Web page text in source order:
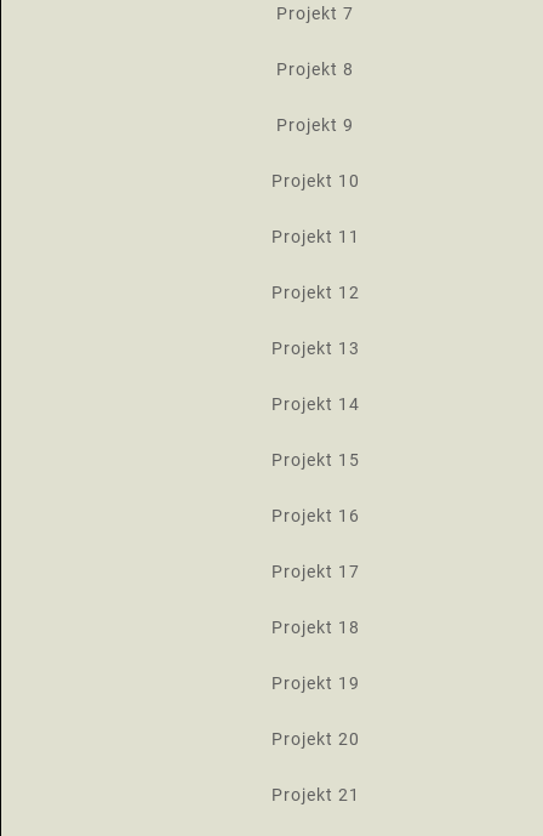
Projekt 7
Projekt 8
Projekt 9
Projekt 10
Projekt 11
Projekt 12
Projekt 13
Projekt 14
Projekt 15
Projekt 16
Projekt 17
Projekt 18
Projekt 19
Projekt 20
Projekt 21